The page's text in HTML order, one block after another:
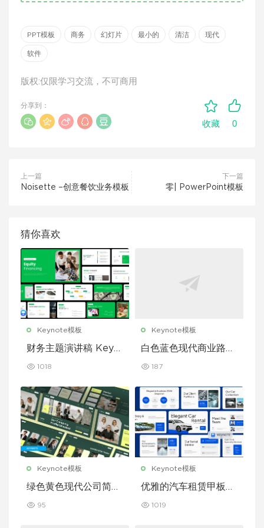
PPT模板 商务 幻灯片 最小的 清洁 现代
软件
版权:仅限学习交流，不可商用
收藏 0
分享到：
上一篇
Noisette –创意餐饮业务模板
下一篇
零| PowerPoint模板
猜你喜欢
Keynote模板
财务主题演讲稿 Keyn
1018
Keynote模板
白色蓝色现代商业路演
板
187
Keynote模板
绿色黄色现代公司简介
95
Keynote模板
优雅的汽车租赁甲板主
1019